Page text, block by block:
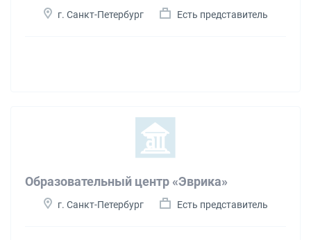
г. Санкт-Петербург Есть представитель
Образовательный центр «Эврика»
г. Санкт-Петербург Есть представитель